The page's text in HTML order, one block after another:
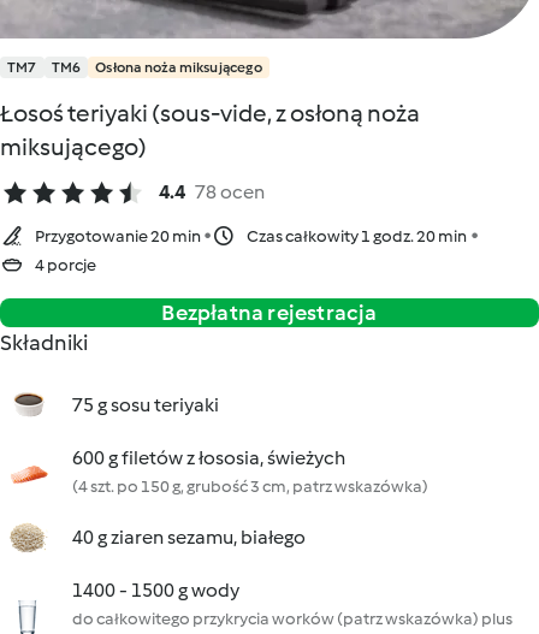
TM7 TM6 Osłona noża miksującego
Łosoś teriyaki (sous-vide, z osłoną noża
miksującego)
4.4 78 ocen
Przygotowanie 20 min
Czas całkowity 1 godz. 20 min
4 porcje
Bezpłatna rejestracja
Składniki
75 g sosu teriyaki
600 g filetów z łososia, świeżych
(4 szt. po 150 g, grubość 3 cm, patrz wskazówka)
40 g ziaren sezamu, białego
1400 - 1500 g wody
do całkowitego przykrycia worków (patrz wskazówka) plus